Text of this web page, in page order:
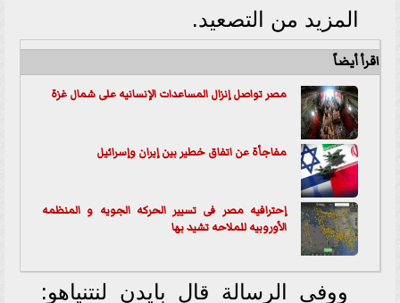
المزيد من التصعيد.
اقرأ أيضاً
مصر تواصل إنزال المساعدات الإنسانيه على شمال غزة
مفاجأة عن اتفاق خطير بين إيران وإسرائيل
إحترافيه مصر فى تسيير الحركه الجويه و المنظمه
الأوروبيه للملاحه تشيد بها
ووفي الرسالة قال بايدن لنتنياهو: